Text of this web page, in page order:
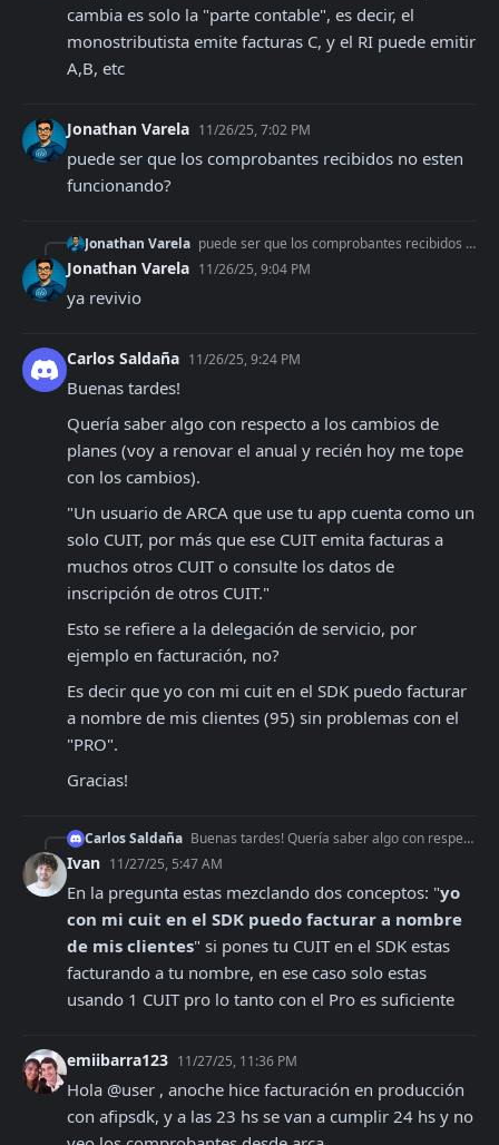
cambia es solo la "parte contable", es decir, el
monostributista emite facturas C, y el RI puede emitir
A,B, etc
Jonathan Varela 11/26/25, 7:02 PM
puede ser que los comprobantes recibidos no esten
funcionando?
Jonathan Varela puede ser que los comprobantes recibidos no esten funcionando?
Jonathan Varela 11/26/25, 9:04 PM
ya revivio
Carlos Saldaña 11/26/25, 9:24 PM
Buenas tardes!
Quería saber algo con respecto a los cambios de
planes (voy a renovar el anual y recién hoy me tope
con los cambios).
"Un usuario de ARCA que use tu app cuenta como un
solo CUIT, por más que ese CUIT emita facturas a
muchos otros CUIT o consulte los datos de
inscripción de otros CUIT."
Esto se refiere a la delegación de servicio, por
ejemplo en facturación, no?
Es decir que yo con mi cuit en el SDK puedo facturar
a nombre de mis clientes (95) sin problemas con el
"PRO".
Gracias!
Carlos Saldaña Buenas tardes! Quería saber algo con respecto a los cambios de planes (voy a renovar el anual y recién hoy me tope con los cambios). "Un usuario de ARCA que u
Ivan 11/27/25, 5:47 AM
En la pregunta estas mezclando dos conceptos: "yo
con mi cuit en el SDK puedo facturar a nombre
de mis clientes" si pones tu CUIT en el SDK estas
facturando a tu nombre, en ese caso solo estas
usando 1 CUIT pro lo tanto con el Pro es suficiente
emiibarra123 11/27/25, 11:36 PM
Hola @user , anoche hice facturación en producción
con afipsdk, y a las 23 hs se van a cumplir 24 hs y no